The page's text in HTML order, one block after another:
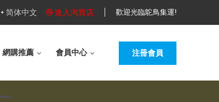
简体中文 進入淘寶店 歡迎光臨鴕鳥集運!
網購推薦 會員中心 注冊會員